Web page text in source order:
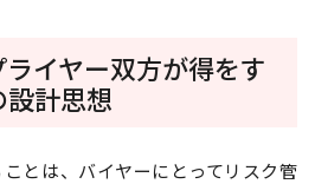
イヤー双方が得をす
計思想
とは、バイヤーにとってリスク管